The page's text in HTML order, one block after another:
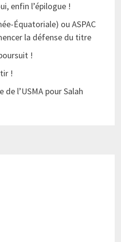
enfin l’épilogue !
Équatoriale) ou ASPAC
la défense du titre
!
!
de l’USMA pour Salah